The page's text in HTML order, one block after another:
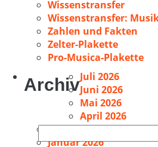
Suchen
nach:
Wissenstransfer
Wissenstransfer:
Zahlen und Fakten
Zelter-Plakette
Pro-Musica-Plakette
ArchivJuli 2026
Juni 2026
Mai 2026
April 2026
Februar 2026
Januar 2026